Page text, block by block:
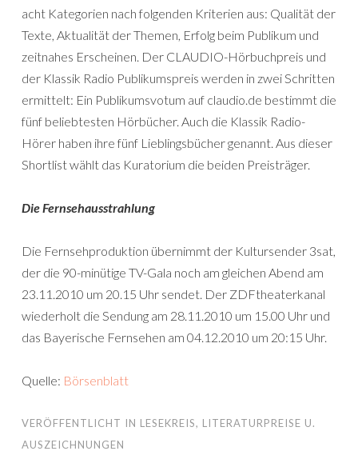
acht Kategorien nach folgenden Kriterien aus: Qualität der
Texte, Aktualität der Themen, Erfolg beim Publikum und
zeitnahes Erscheinen. Der CLAUDIO-Hörbuchpreis und
der Klassik Radio Publikumspreis werden in zwei Schritten
ermittelt: Ein Publikumsvotum auf claudio.de bestimmt die
fünf beliebtesten Hörbücher. Auch die Klassik Radio-
Hörer haben ihre fünf Lieblingsbücher genannt. Aus dieser
Shortlist wählt das Kuratorium die beiden Preisträger.
Die Fernsehausstrahlung
Die Fernsehproduktion übernimmt der Kultursender 3sat,
der die 90-minütige TV-Gala noch am gleichen Abend am
23.11.2010 um 20.15 Uhr sendet. Der ZDFtheaterkanal
wiederholt die Sendung am 28.11.2010 um 15.00 Uhr und
das Bayerische Fernsehen am 04.12.2010 um 20:15 Uhr.
Quelle: Börsenblatt
VERÖFFENTLICHT IN LESEKREIS, LITERATURPREISE U.
AUSZEICHNUNGEN